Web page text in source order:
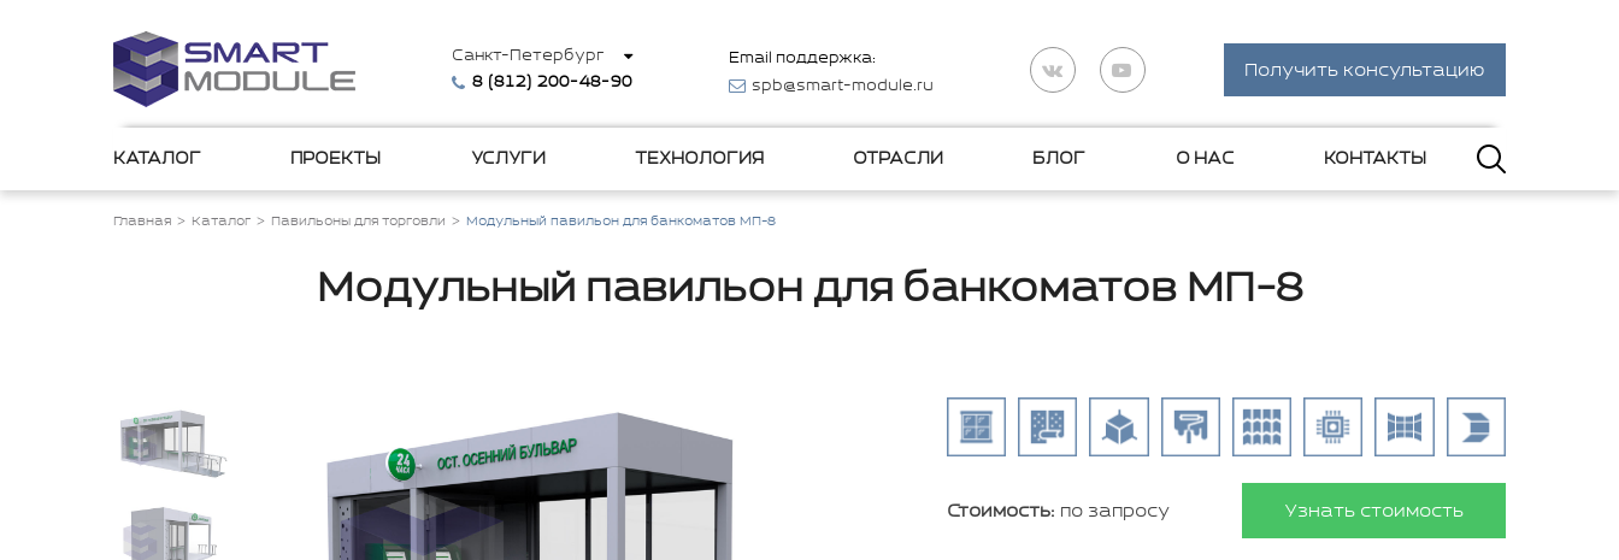
Санкт-Петербург
8 (812) 200-48-90
Email поддержка:
spb@smart-module.ru
Получить консультацию
КАТАЛОГ ПРОЕКТЫ УСЛУГИ ТЕХНОЛОГИЯ ОТРАСЛИ БЛОГ О НАС КОНТАКТЫ
Главная Каталог Павильоны для торговли Модульный павильон для банкоматов МП-8
Модульный павильон для банкоматов МП-8
Стоимость: по запросу Узнать стоимость